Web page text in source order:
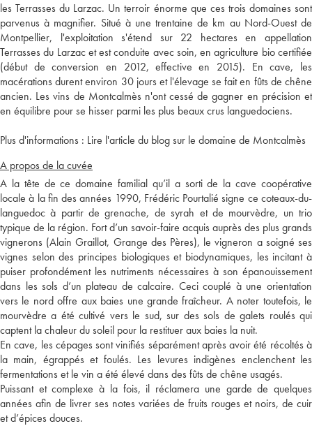
les Terrasses du Larzac. Un terroir énorme que ces trois domaines sont
parvenus à magnifier. Situé à une trentaine de km au Nord-Ouest de
Montpellier, l'exploitation s'étend sur 22 hectares en appellation
Terrasses du Larzac et est conduite avec soin, en agriculture bio certifiée
(début de conversion en 2012, effective en 2015). En cave, les
macérations durent environ 30 jours et l'élevage se fait en fûts de chêne
ancien. Les vins de Montcalmès n'ont cessé de gagner en précision et
en équilibre pour se hisser parmi les plus beaux crus languedociens.
Plus d'informations : Lire l'article du blog sur le domaine de Montcalmès
A propos de la cuvée
A la tête de ce domaine familial qu’il a sorti de la cave coopérative
locale à la fin des années 1990, Frédéric Pourtalié signe ce coteaux-du-
languedoc à partir de grenache, de syrah et de mourvèdre, un trio
typique de la région. Fort d’un savoir-faire acquis auprès des plus grands
vignerons (Alain Graillot, Grange des Pères), le vigneron a soigné ses
vignes selon des principes biologiques et biodynamiques, les incitant à
puiser profondément les nutriments nécessaires à son épanouissement
dans les sols d’un plateau de calcaire. Ceci couplé à une orientation
vers le nord offre aux baies une grande fraîcheur. A noter toutefois, le
mourvèdre a été cultivé vers le sud, sur des sols de galets roulés qui
captent la chaleur du soleil pour la restituer aux baies la nuit.
En cave, les cépages sont vinifiés séparément après avoir été récoltés à
la main, égrappés et foulés. Les levures indigènes enclenchent les
fermentations et le vin a été élevé dans des fûts de chêne usagés.
Puissant et complexe à la fois, il réclamera une garde de quelques
années afin de livrer ses notes variées de fruits rouges et noirs, de cuir
et d’épices douces.